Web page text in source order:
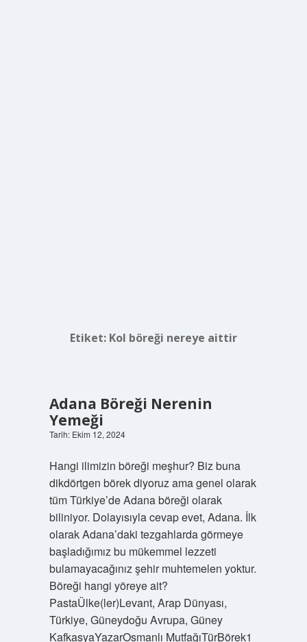
Etiket: Kol böreği nereye aittir
Adana Böreği Nerenin
Yemeği
Tarih: Ekim 12, 2024
Hangi ilimizin böreği meşhur? Biz buna
dikdörtgen börek diyoruz ama genel olarak
tüm Türkiye’de Adana böreği olarak
biliniyor. Dolayısıyla cevap evet, Adana. İlk
olarak Adana’daki tezgahlarda görmeye
başladığımız bu mükemmel lezzeti
bulamayacağınız şehir muhtemelen yoktur.
Böreği hangi yöreye ait?
PastaÜlke(ler)Levant, Arap Dünyası,
Türkiye, Güneydoğu Avrupa, Güney
KafkasyaYazarOsmanlı MutfağıTürBörek1